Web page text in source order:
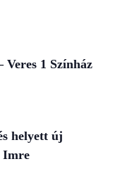
1 Színház
helyett új
Imre